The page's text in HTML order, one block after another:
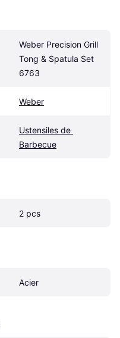
Weber Precision Grill
Tong & Spatula Set
6763
Weber
Ustensiles de
Barbecue
2 pcs
Acier